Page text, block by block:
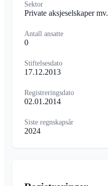
Sektor
Private aksjeselskaper mv.
Antall ansatte
0
Stiftelsesdato
17.12.2013
Registreringsdato
02.01.2014
Siste regnskapsår
2024